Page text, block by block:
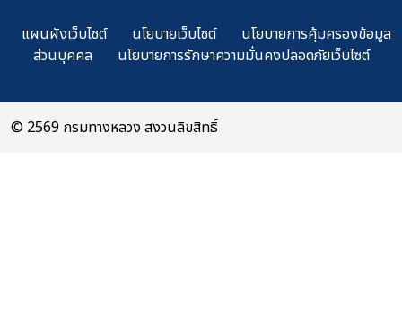
แผนผังเว็บไซต์ นโยบายเว็บไซต์
นโยบายการคุ้มครองข้อมูล
ส่วนบุคคล
นโยบายการรักษาความมั่นคงปลอดภัยเว็บไซต์
© 2569 กรมทางหลวง สงวนลิขสิทธิ์